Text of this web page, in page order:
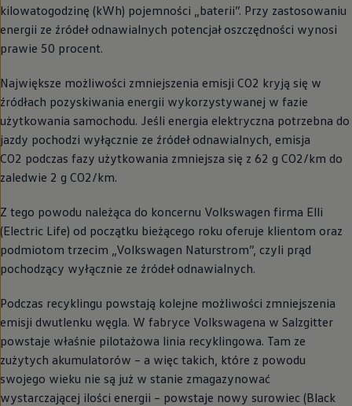
kilowatogodzinę (kWh) pojemności „baterii”. Przy zastosowaniu
energii ze źródeł odnawialnych potencjał oszczędności wynosi
prawie 50 procent.
Największe możliwości zmniejszenia emisji CO2 kryją się w
źródłach pozyskiwania energii wykorzystywanej w fazie
użytkowania samochodu. Jeśli energia elektryczna potrzebna do
jazdy pochodzi wyłącznie ze źródeł odnawialnych, emisja
CO2 podczas fazy użytkowania zmniejsza się z 62 g CO2/km do
zaledwie 2 g CO2/km.
Z tego powodu należąca do koncernu Volkswagen firma Elli
(Electric Life) od początku bieżącego roku oferuje klientom oraz
podmiotom trzecim Volkswagen Naturstrom”, czyli prąd
pochodzący wyłącznie ze źródeł odnawialnych.
Podczas recyklingu powstają kolejne możliwości zmniejszenia
emisji dwutlenku węgla. W fabryce Volkswagena w Salzgitter
powstaje właśnie pilotażowa linia recyklingowa. Tam ze
zużytych akumulatorów – a więc takich, które z powodu
swojego wieku nie są już w stanie zmagazynować
wystarczającej ilości energii – powstaje nowy surowiec (Black